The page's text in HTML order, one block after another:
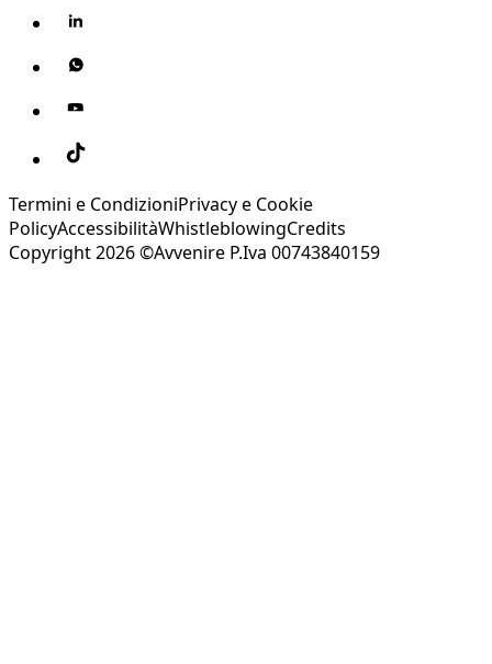
Termini e CondizioniPrivacy e Cookie
PolicyAccessibilitàWhistleblowingCredits
Copyright 2026 ©Avvenire P.Iva 00743840159